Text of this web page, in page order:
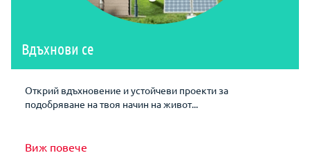
Вдъхнови се
Открий вдъхновение и устойчеви проекти за
подобряване на твоя начин на живот...
Виж повече